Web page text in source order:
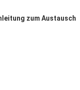
zum Austausch